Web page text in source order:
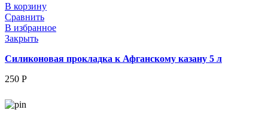
В корзину
Сравнить
В избранное
Закрыть
Силиконовая прокладка к Афганскому казану 5 л
250 Р